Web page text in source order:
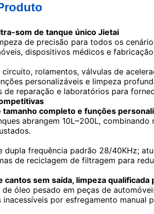
som de tanque único Jietai
de precisão para todos os
dispositivos médicos e
rolamentos, válvulas de
personalizáveis e limpeza
de reparação e laboratórios para
tamanho completo e funções
abrangem 10L~200L,
dupla frequência padrão 28/40KHz;
de reciclagem de filtragem para
cantos sem saída, limpeza qualificada
óleo pesado em peças de
por esfregamento manual